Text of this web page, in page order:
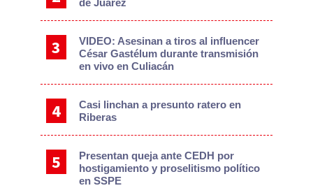
de Juárez
VIDEO: Asesinan a tiros al influencer
César Gastélum durante transmisión
en vivo en Culiacán
Casi linchan a presunto ratero en
Riberas
Presentan queja ante CEDH por
hostigamiento y proselitismo político
en SSPE